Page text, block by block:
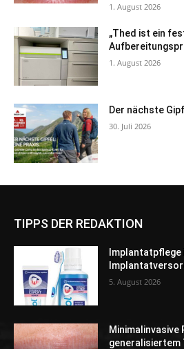
1. August 2026
„Thed ist ein
1. August 2026
Der nächste
30. Juli 2026
TIPPS DER REDAKTION
Implantatpflege
5. August 2026
Minimalinvasive
generalisiertem